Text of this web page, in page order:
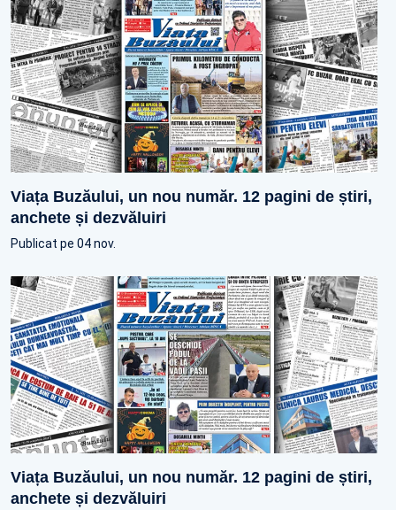
Viața Buzăului, un nou număr. 12 pagini de știri,
anchete și dezvăluiri
Publicat pe 04 nov.
Viața Buzăului, un nou număr. 12 pagini de știri,
anchete și dezvăluiri